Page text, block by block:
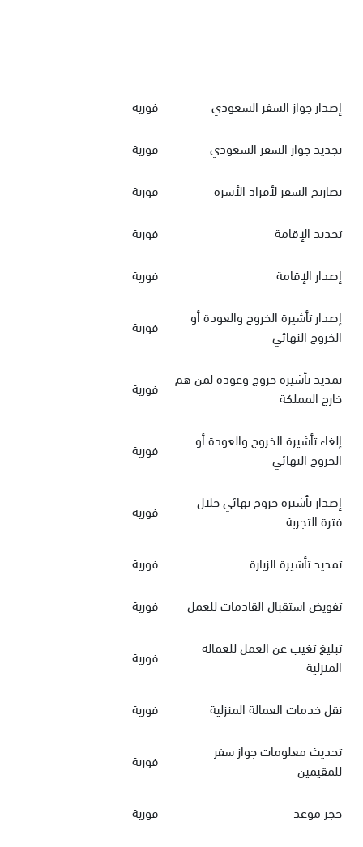
إصدار جواز السفر السعودي
فورية
تجديد جواز السفر السعودي
فورية
تصاريح السفر لأفراد الأسرة
فورية
تجديد الإقامة
فورية
إصدار الإقامة
فورية
إصدار تأشيرة الخروج والعودة أو
الخروج النهائي
فورية
تمديد تأشيرة خروج وعودة لمن هم
خارج المملكة
فورية
إلغاء تأشيرة الخروج والعودة أو
الخروج النهائي
فورية
إصدار تأشيرة خروج نهائي خلال
فترة التجربة
فورية
تمديد تأشيرة الزيارة
فورية
تفويض استقبال القادمات للعمل
فورية
تبليغ تغيب عن العمل للعمالة
المنزلية
فورية
نقل خدمات العمالة المنزلية
فورية
تحديث معلومات جواز سفر
للمقيمين
فورية
حجز موعد
فورية